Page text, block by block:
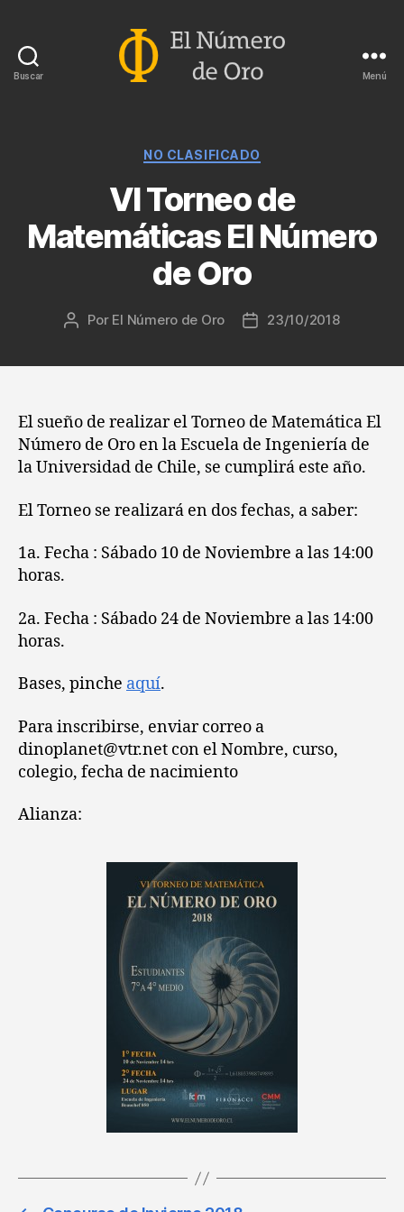
Buscar
Oro
Menú
Categorías
NO CLASIFICADO
VI Torneo de
Matemáticas El Número
de Oro
Autor
Por El Número de Oro
Fecha23/10/2018
El sueño de realizar el Torneo de Matemática El
Número de Oro en la Escuela de Ingeniería de
la Universidad de Chile, se cumplirá este año.
El Torneo se realizará en dos fechas, a saber:
1a. Fecha : Sábado 10 de Noviembre a las 14:00
horas.
2a. Fecha : Sábado 24 de Noviembre a las 14:00
horas.
Bases, pinche aquí.
Para inscribirse, enviar correo a
dinoplanet@vtr.net con el Nombre, curso,
colegio, fecha de nacimiento
Alianza: